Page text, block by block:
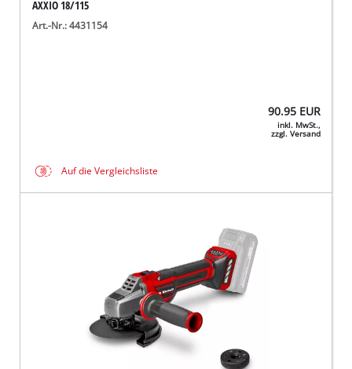
AXXIO 18/115
Art.-Nr.: 4431154
90.95 EUR
inkl. MwSt.,
zzgl. Versand
Auf die Vergleichsliste